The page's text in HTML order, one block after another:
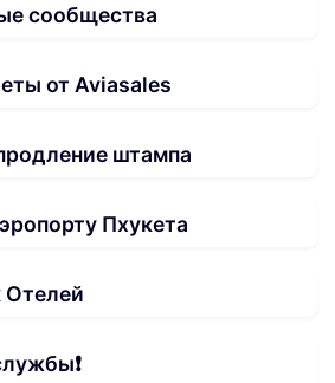
сообщества
от Aviasales
штампа
Пхукета
Отелей